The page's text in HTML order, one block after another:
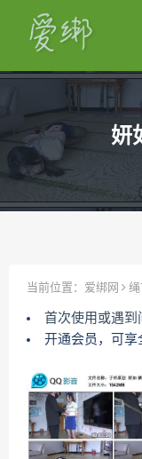
妍
当前位置： 爱绑网 绳
首次使用或遇到
开通会员，可享